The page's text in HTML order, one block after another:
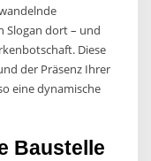
Slogan dort – und
Diese
der Präsenz Ihrer
eine dynamische
Baustelle